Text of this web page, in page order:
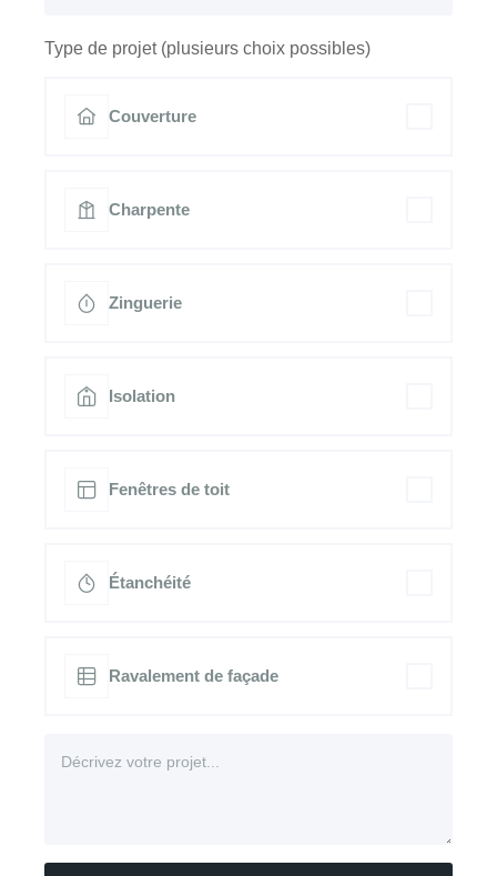
Type de projet (plusieurs choix possibles)
Couverture
Charpente
Zinguerie
Isolation
Fenêtres de toit
Étanchéité
Ravalement de façade